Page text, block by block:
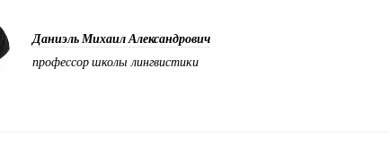
Даниэль Михаил Александрович
профессор школы лингвистики